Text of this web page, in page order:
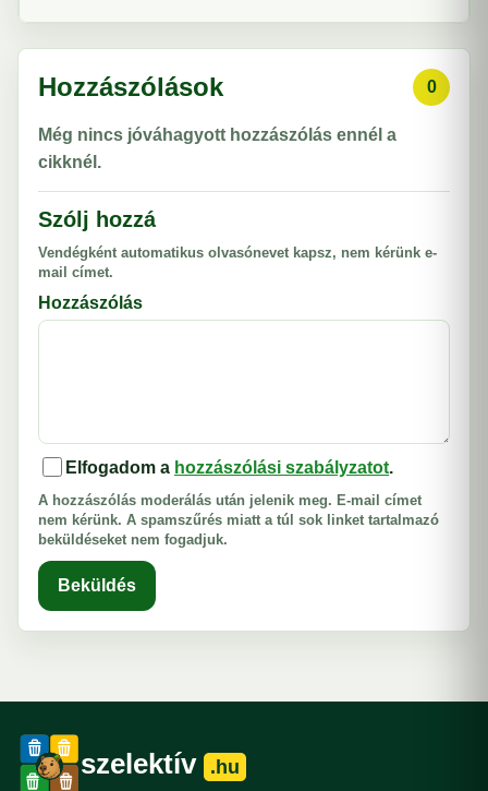
Hozzászólások 0
Még nincs jóváhagyott hozzászólás ennél a
cikknél.
Szólj hozzá
Vendégként automatikus olvasónevet kapsz, nem kérünk e-
mail címet.
Hozzászólás
Elfogadom a hozzászólási szabályzatot.
A hozzászólás moderálás után jelenik meg. E-mail címet
nem kérünk. A spamszűrés miatt a túl sok linket tartalmazó
beküldéseket nem fogadjuk.
Beküldés
szelektív .hu